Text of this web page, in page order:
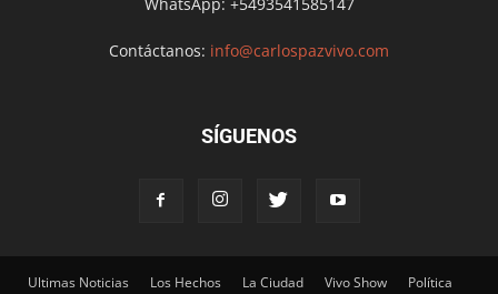
Contáctanos: info@carlospazvivo.com
SÍGUENOS
Ultimas Noticias Los Hechos La Ciudad Vivo Show Política